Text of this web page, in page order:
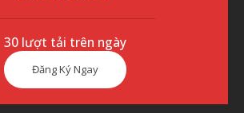
30 lượt tải trên ngày
Đăng Ký Ngay